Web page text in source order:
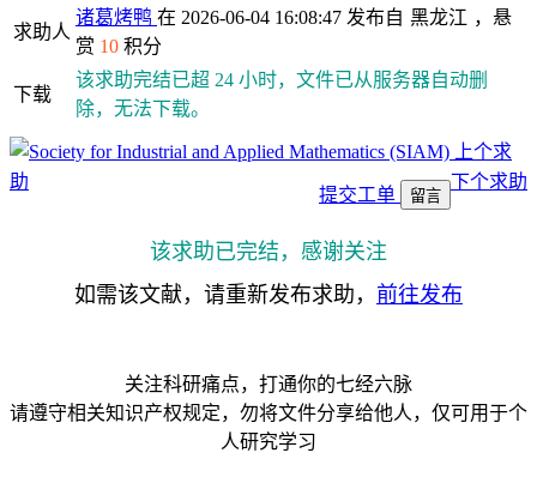
求助人
诸葛烤鸭 在 2026-06-04 16:08:47 发布自 黑龙江 ，悬
赏 10 积分
下载
该求助完结已超 24 小时，文件已从服务器自动删
除，无法下载。
上个求
助
下个求助
提交工单 留言
该求助已完结，感谢关注
如需该文献，请重新发布求助， 前往发布
关注科研痛点，打通你的七经六脉
请遵守相关知识产权规定，勿将文件分享给他人，仅可用于个
人研究学习